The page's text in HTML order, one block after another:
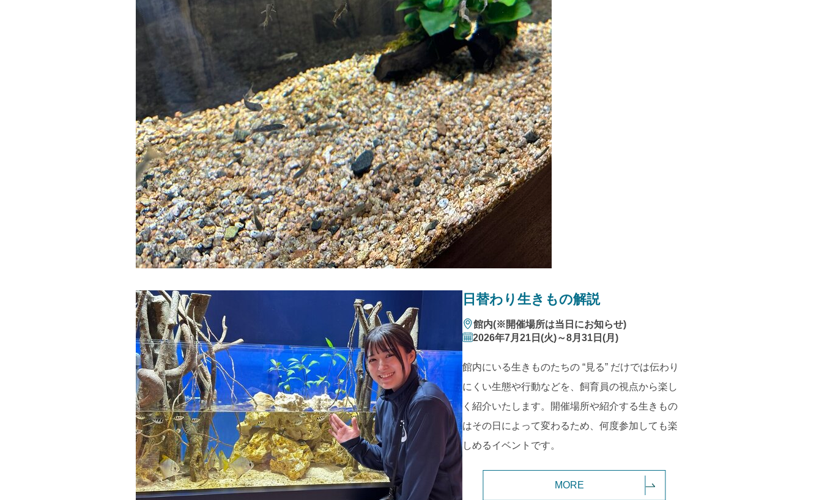
日替わり生きもの解説
館内(※開催場所は当日にお知らせ)
2026年7月21日(火)～8月31日(月)
館内にいる生きものたちの “見る” だけでは伝わり
にくい生態や行動などを、飼育員の視点から楽し
く紹介いたします。開催場所や紹介する生きもの
はその日によって変わるため、何度参加しても楽
しめるイベントです。
MORE